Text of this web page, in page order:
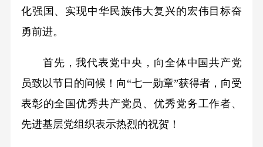
化强国、实现中华民族伟大复兴的宏伟目标奋
勇前进。
首先，我代表党中央，向全体中国共产党
员致以节日的问候！向“七一勋章”获得者，向受
表彰的全国优秀共产党员、优秀党务工作者、
先进基层党组织表示热烈的祝贺！